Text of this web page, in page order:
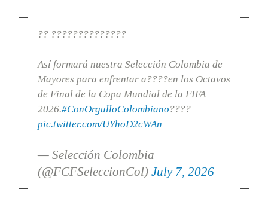
?? ??????????????
Así formará nuestra Selección Colombia de
Mayores para enfrentar a????en los Octavos
de Final de la Copa Mundial de la FIFA
2026.#ConOrgulloColombiano????
pic.twitter.com/UYhoD2cWAn
— Selección Colombia
(@FCFSeleccionCol) July 7, 2026